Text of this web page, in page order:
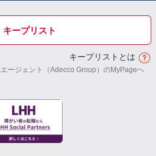
キープリスト
キープリストとは
ージェント（Adecco Group）のMyPageへ